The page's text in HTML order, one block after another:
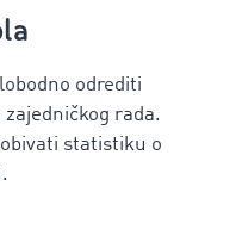
odrediti
rada.
statistiku o